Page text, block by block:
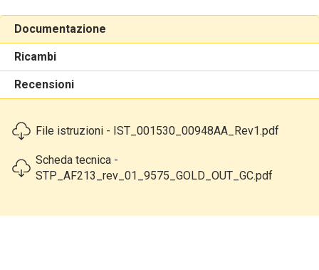
Documentazione
Ricambi
Recensioni
File istruzioni - IST_001530_00948AA_Rev1.pdf
Scheda tecnica -
STP_AF213_rev_01_9575_GOLD_OUT_GC.pdf